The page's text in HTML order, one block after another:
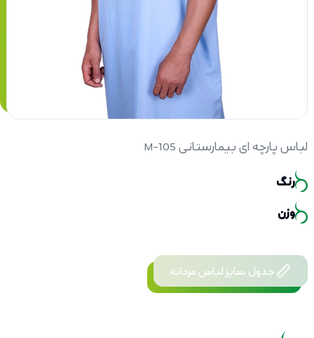
لباس پارچه ای بیمارستانی M-105
رنگ
وزن
جدول سایز لباس مردانه